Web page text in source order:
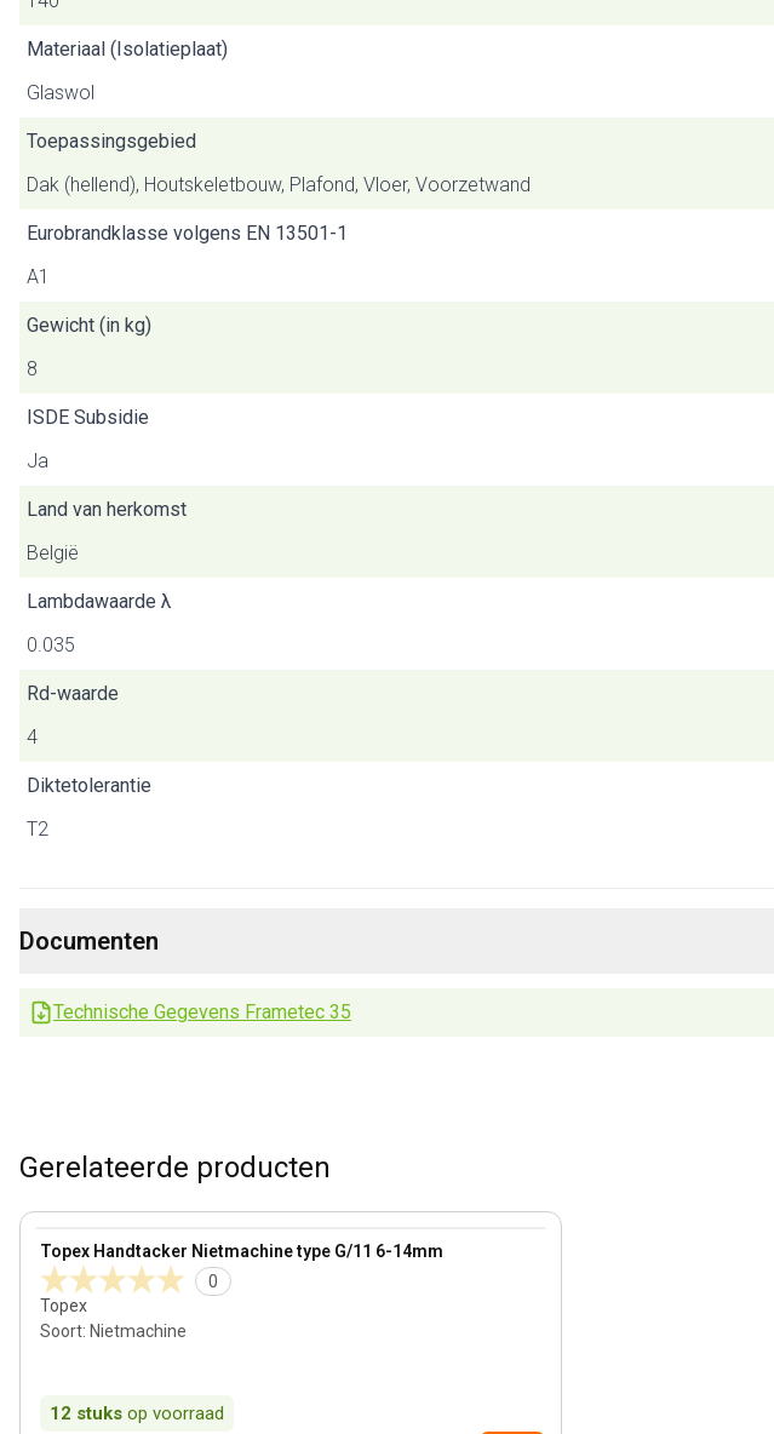
Materiaal (Isolatieplaat)
Glaswol
Toepassingsgebied
Dak (hellend), Houtskeletbouw, Plafond, Vloer, Voorzetwand
Eurobrandklasse volgens EN 13501-1
A1
Gewicht (in kg)
8
ISDE Subsidie
Ja
Land van herkomst
België
Lambdawaarde λ
0.035
Rd-waarde
4
Diktetolerantie
T2
Documenten
Technische Gegevens Frametec 35
Gerelateerde producten
Topex Handtacker Nietmachine type G/11 6-14mm
0
Topex
Soort: Nietmachine
12 stuks op voorraad
View product